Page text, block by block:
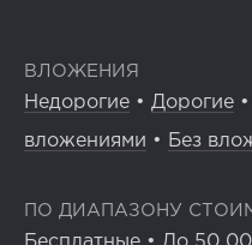
ВЛОЖЕНИЯ
Недорогие • Дорогие •
вложениями • Без
ПО ДИАПАЗОНУ